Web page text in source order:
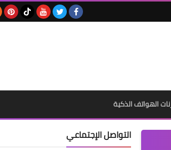
الهواتف الذكية
التواصل الإجتماعي